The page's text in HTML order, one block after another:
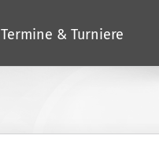
Termine & Turniere